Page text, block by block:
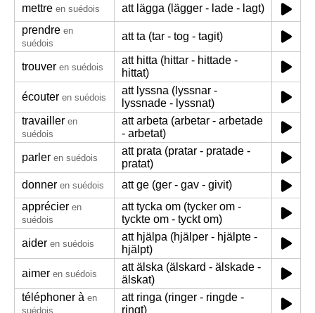
mettre en suédois
att lägga (lägger - lade - lagt)
prendre en
suédois
att ta (tar - tog - tagit)
trouver en suédois
att hitta (hittar - hittade -
hittat)
écouter en suédois
att lyssna (lyssnar -
lyssnade - lyssnat)
travailler en
suédois
att arbeta (arbetar - arbetade
- arbetat)
parler en suédois
att prata (pratar - pratade -
pratat)
donner en suédois
att ge (ger - gav - givit)
apprécier en
suédois
att tycka om (tycker om -
tyckte om - tyckt om)
aider en suédois
att hjälpa (hjälper - hjälpte -
hjälpt)
aimer en suédois
att älska (älskard - älskade -
älskat)
téléphoner à en
suédois
att ringa (ringer - ringde -
ringt)